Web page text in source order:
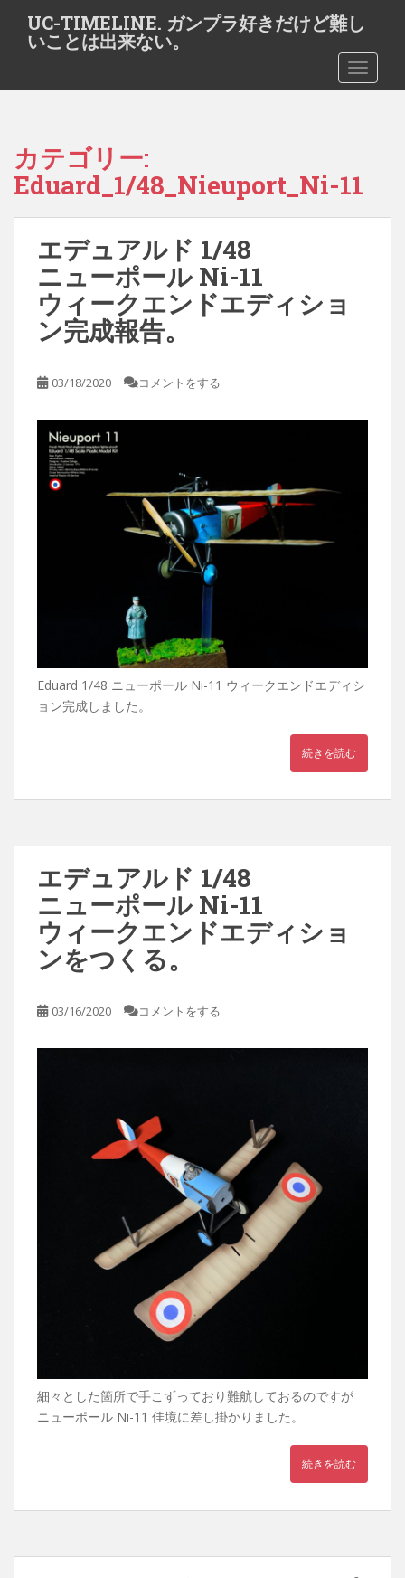
t
UC-TIMELINE. ガンプラ好きだけど難し
いことは出来ない。
カテゴリー:
Eduard_1/48_Nieuport_Ni-11
エデュアルド 1/48
ニューポール Ni-11
ウィークエンドエディショ
ン完成報告。
03/18/2020 コメントをする
Eduard 1/48 ニューポール Ni-11 ウィークエンドエディシ
ョン完成しました。
続きを読む
エデュアルド 1/48
ニューポール Ni-11
ウィークエンドエディショ
ンをつくる。
03/16/2020 コメントをする
細々とした箇所で手こずっており難航しておるのですが
ニューポール Ni-11 佳境に差し掛かりました。
続きを読む